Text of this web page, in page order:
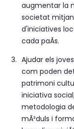
augmentar la
societat
d'iniciatives
cada paÃ­s.
Ajudar els
com poden
patrimoni
iniciativa
metodologia
mÃ²duls i